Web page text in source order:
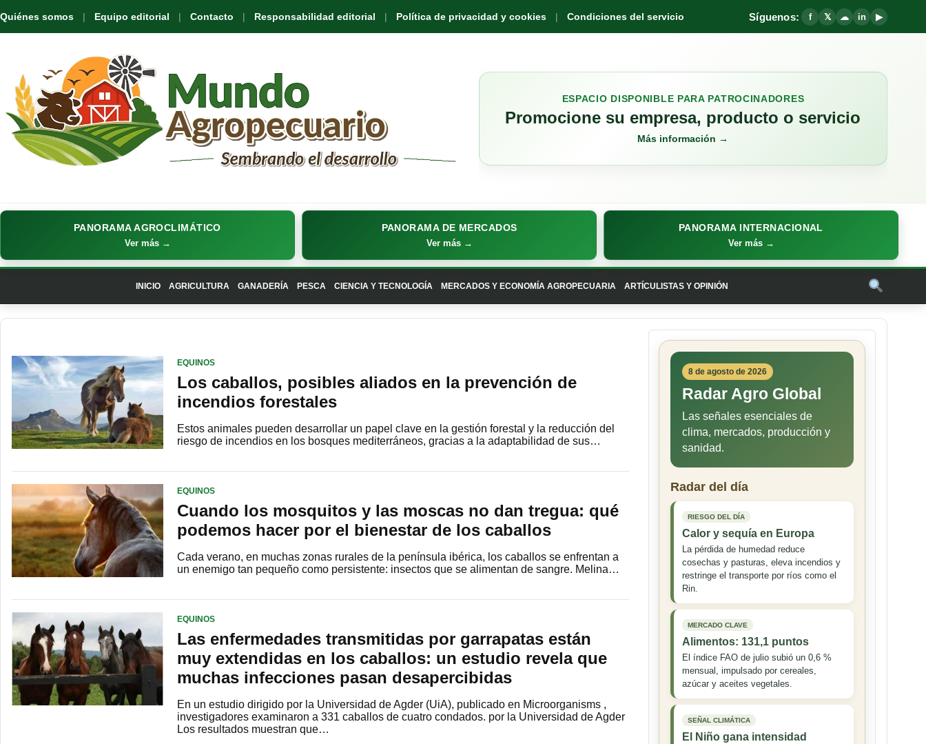
Quiénes somos Equipo editorial Contacto Responsabilidad editorial Política de privacidad y cookies Condiciones del servicio Síguenos: f 𝕏 ☁ in ▶
ESPACIO DISPONIBLE PARA PATROCINADORES
Promocione su empresa, producto o servicio
Más información →
PANORAMA AGROCLIMÁTICO
Ver más →
PANORAMA DE MERCADOS
Ver más →
PANORAMA INTERNACIONAL
Ver más →
INICIO AGRICULTURA GANADERÍA PESCA CIENCIA Y TECNOLOGÍA MERCADOS Y ECONOMÍA AGROPECUARIA ARTÍCULISTAS Y OPINIÓN
EQUINOS
Los caballos, posibles aliados en la prevención de
incendios forestales
Estos animales pueden desarrollar un papel clave en la gestión forestal y la reducción del
riesgo de incendios en los bosques mediterráneos, gracias a la adaptabilidad de sus…
EQUINOS
Cuando los mosquitos y las moscas no dan tregua: qué
podemos hacer por el bienestar de los caballos
Cada verano, en muchas zonas rurales de la península ibérica, los caballos se enfrentan a
un enemigo tan pequeño como persistente: insectos que se alimentan de sangre. Melina…
EQUINOS
Las enfermedades transmitidas por garrapatas están
muy extendidas en los caballos: un estudio revela que
muchas infecciones pasan desapercibidas
En un estudio dirigido por la Universidad de Agder (UiA), publicado en Microorganisms ,
investigadores examinaron a 331 caballos de cuatro condados. por la Universidad de Agder
Los resultados muestran que…
8 de agosto de 2026
Radar Agro Global
Las señales esenciales de
clima, mercados, producción y
sanidad.
Radar del día
RIESGO DEL DÍA
Calor y sequía en Europa
La pérdida de humedad reduce
cosechas y pasturas, eleva incendios y
restringe el transporte por ríos como el
Rin.
MERCADO CLAVE
Alimentos: 131,1 puntos
El índice FAO de julio subió un 0,6 %
mensual, impulsado por cereales,
azúcar y aceites vegetales.
SEÑAL CLIMÁTICA
El Niño gana intensidad